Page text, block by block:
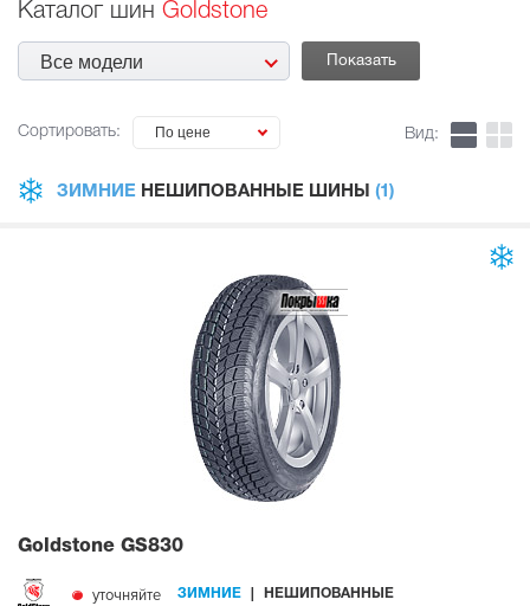
Каталог шин Goldstone
Все модели
Сортировать: По цене Вид:
ЗИМНИЕ НЕШИПОВАННЫЕ ШИНЫ (1)
Goldstone GS830
уточняйте ЗИМНИЕ НЕШИПОВАННЫЕ